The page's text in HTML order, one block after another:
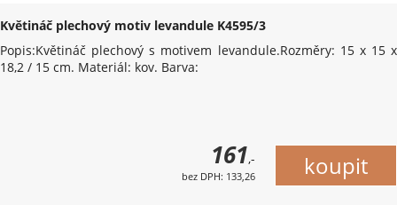
Květináč plechový motiv levandule K4595/3
Popis:Květináč plechový s motivem levandule.Rozměry: 15 x 15 x
18,2 / 15 cm. Materiál: kov. Barva:
161,-
bez DPH: 133,26